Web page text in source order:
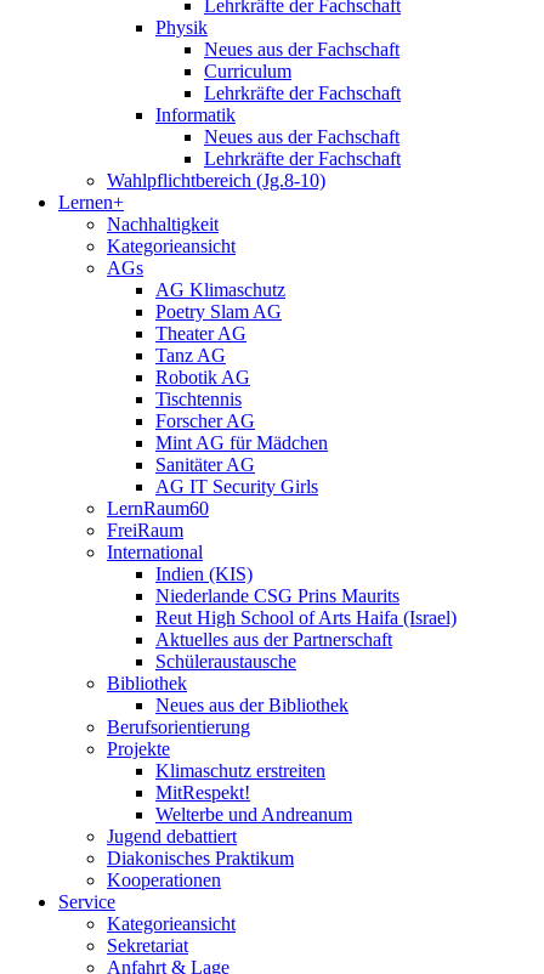
Lehrkräfte der Fachschaft
Physik
Neues aus der Fachschaft
Curriculum
Lehrkräfte der Fachschaft
Informatik
Neues aus der Fachschaft
Lehrkräfte der Fachschaft
Wahlpflichtbereich (Jg.8-10)
Lernen+
Nachhaltigkeit
Kategorieansicht
AGs
AG Klimaschutz
Poetry Slam AG
Theater AG
Tanz AG
Robotik AG
Tischtennis
Forscher AG
Mint AG für Mädchen
Sanitäter AG
AG IT Security Girls
LernRaum60
FreiRaum
International
Indien (KIS)
Niederlande CSG Prins Maurits
Reut High School of Arts Haifa (Israel)
Aktuelles aus der Partnerschaft
Schüleraustausche
Bibliothek
Neues aus der Bibliothek
Berufsorientierung
Projekte
Klimaschutz erstreiten
MitRespekt!
Welterbe und Andreanum
Jugend debattiert
Diakonisches Praktikum
Kooperationen
Service
Kategorieansicht
Sekretariat
Anfahrt & Lage